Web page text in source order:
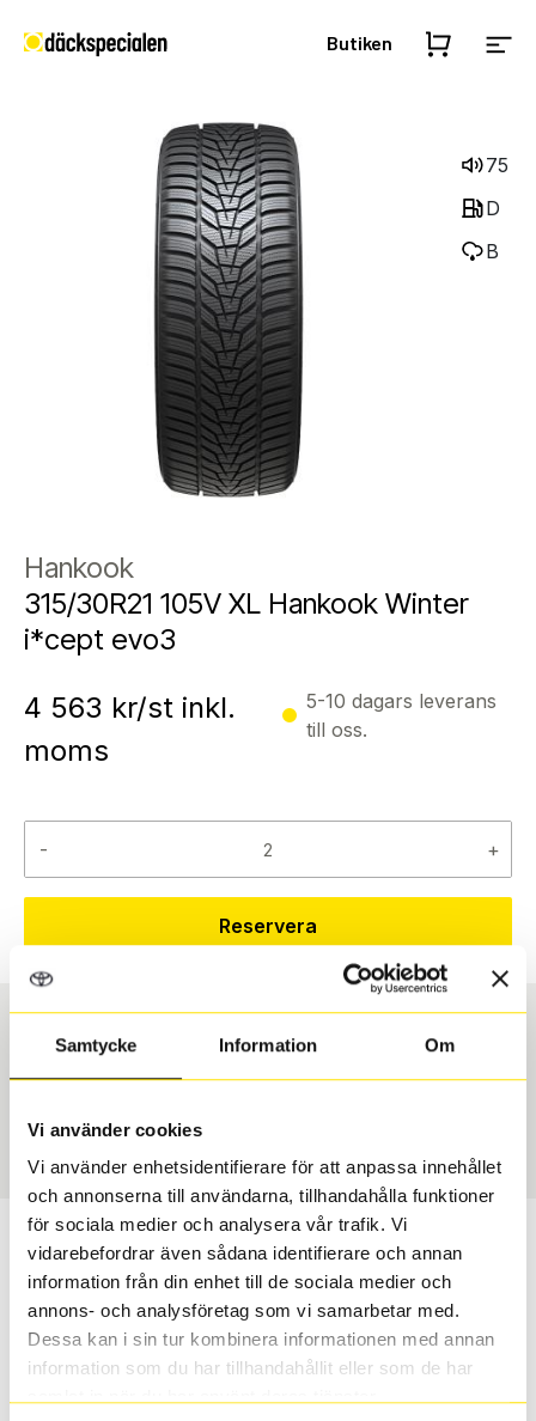
Samtycke Information Om
Vi använder cookies
Vi använder enhetsidentifierare för att anpassa innehållet
och annonserna till användarna, tillhandahålla funktioner
för sociala medier och analysera vår trafik. Vi
vidarebefordrar även sådana identifierare och annan
information från din enhet till de sociala medier och
annons- och analysföretag som vi samarbetar med.
Dessa kan i sin tur kombinera informationen med annan
information som du har tillhandahållit eller som de har
Butiken
75
D
B
Hankook
315/30R21 105V XL Hankook Winter
i*cept evo3
4 563 kr/st inkl.
moms
5-10 dagars leverans
till oss.
- +
Reservera
Däcktyp
Vinter
Däckstorlek
315/30 R 21 105V
1306
Passar detta däck min bil?
Ange registreringsnummer för att se om det däck du
valt passar din bilmodell. Om du köper däck som skall
sättas på dina befintliga fälgar, se till att kolla en extra